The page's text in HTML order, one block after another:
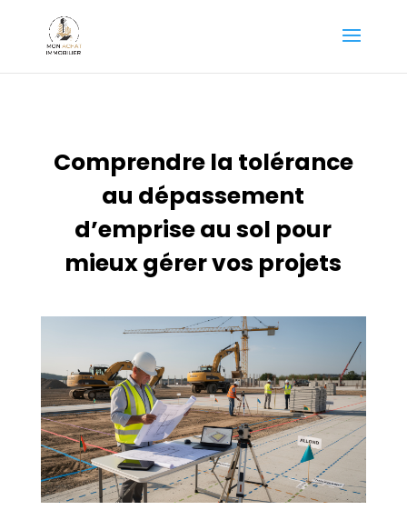
Comprendre la tolérance
au dépassement
d’emprise au sol pour
mieux gérer vos projets